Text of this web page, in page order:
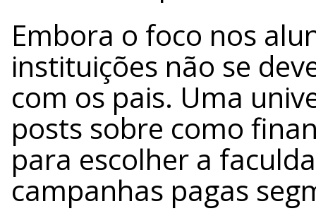
Embora o foco nos
instituições não se
com os pais. Uma
posts sobre como
para escolher a
campanhas pagas